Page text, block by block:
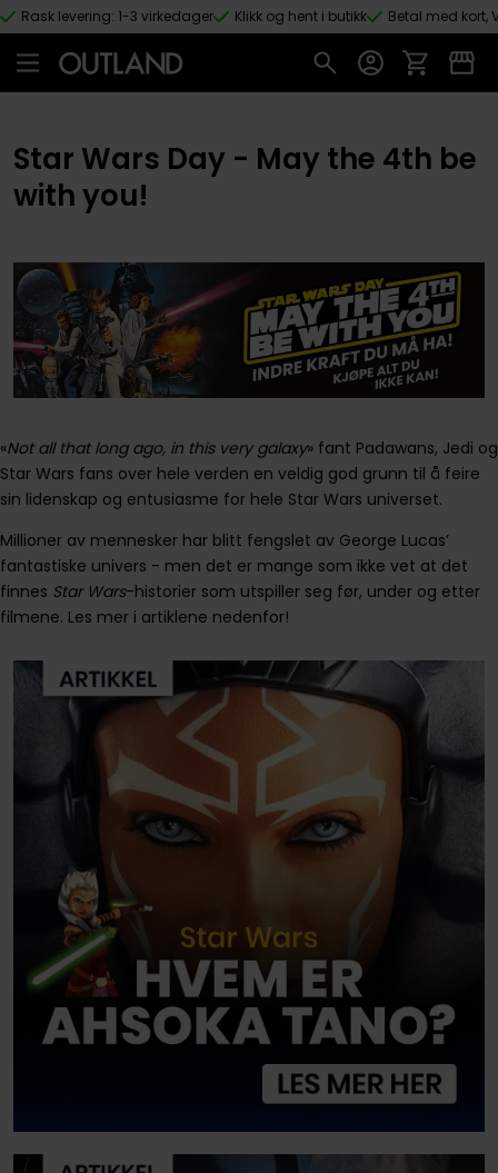
Hopp til hovedinnhold
Rask levering: 1-3 virkedager Klikk og hent i butikk Betal med kort,
Star Wars Day - May the 4th be
with you!
«Not all that long ago, in this very galaxy» fant Padawans, Jedi og
Star Wars fans over hele verden en veldig god grunn til å feire
sin lidenskap og entusiasme for hele Star Wars universet.
Millioner av mennesker har blitt fengslet av George Lucas’
fantastiske univers - men det er mange som ikke vet at det
finnes Star Wars-historier som utspiller seg før, under og etter
filmene. Les mer i artiklene nedenfor!